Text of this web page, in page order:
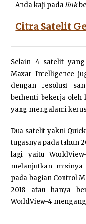
Anda kaji padalink
Citra Satelit
Selain 4 satelit
Maxar Intelligence
dengan resolusi
berhenti bekerja oleh
yang mengalami
Dua satelit yakni
tugasnya pada tahun
lagi yaitu
melanjutkan misinya
pada bagian Control
2018 atau hanya
WorldView-4